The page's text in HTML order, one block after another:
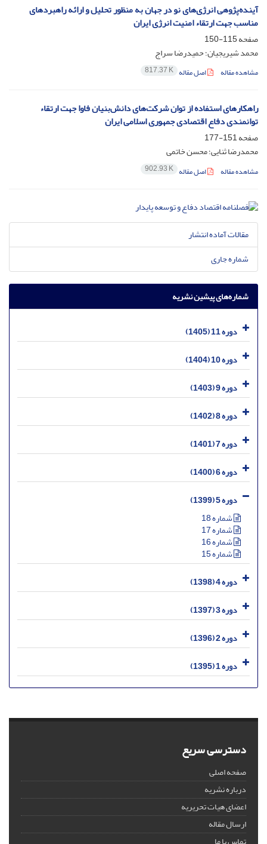
آینده‌پژوهی انرژی‌های نو در جهان به منظور تحلیل و ارائه راهبردهای
مناسب جهت ارتقاء امنیت انرژی ایران
صفحه115-150
محمد شیریجیان؛ حمیدرضا سراج
مشاهده مقاله اصل مقاله 817.37 K
راهکارهای استفاده از توان شرکت‌های دانش‌بنیان فاوا جهت ارتقاء
توانمندی دفاع اقتصادی جمهوری اسلامی ایران
صفحه151-177
محمدرضا ثنایی؛ محسن خاتمی
مشاهده مقاله اصل مقاله 902.93 K
مقالات آماده انتشار
شماره جاری
شماره‌های پیشین نشریه
دوره 11 (1405)
دوره 10 (1404)
دوره 9 (1403)
دوره 8 (1402)
دوره 7 (1401)
دوره 6 (1400)
دوره 5 (1399)
شماره 18
شماره 17
شماره 16
شماره 15
دوره 4 (1398)
دوره 3 (1397)
دوره 2 (1396)
دوره 1 (1395)
دسترسی سریع
صفحه اصلی
درباره نشریه
اعضای هیات تحریریه
ارسال مقاله